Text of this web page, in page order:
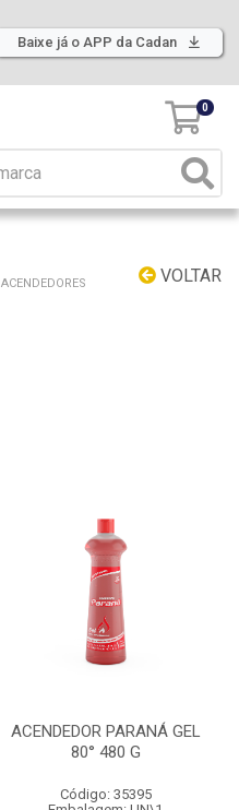
Baixe já o APP da Cadan
0
VOLTAR
ACENDEDORES
ACENDEDOR PARANÁ GEL
80° 480 G
Código: 35395